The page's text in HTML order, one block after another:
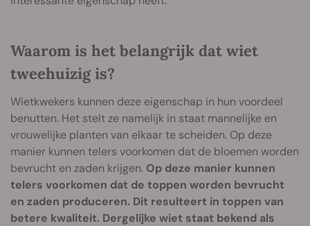
Waarom is het belangrijk dat wiet
tweehuizig is?
Wietkwekers kunnen deze eigenschap in hun voordeel
benutten. Het stelt ze namelijk in staat mannelijke en
vrouwelijke planten van elkaar te scheiden. Op deze
manier kunnen telers voorkomen dat de bloemen worden
bevrucht en zaden krijgen. Op deze manier kunnen
telers voorkomen dat de toppen worden bevrucht
en zaden produceren. Dit resulteert in toppen van
betere kwaliteit. Dergelijke wiet staat bekend als